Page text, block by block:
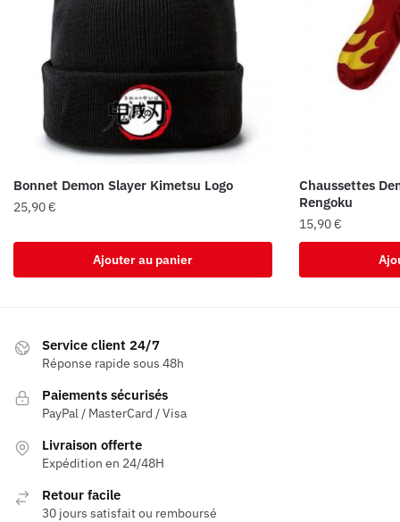
Bonnet Demon Slayer Kimetsu Logo
25,90€
Ajouter au panier
Chaussettes
Rengoku
15,90€
Service client 24/7
Réponse rapide sous 48h
Paiements sécurisés
PayPal / MasterCard / Visa
Livraison offerte
Expédition en 24/48H
Retour facile
30 jours satisfait ou remboursé